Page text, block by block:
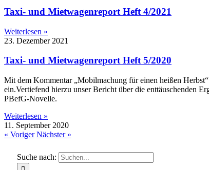
Taxi- und Mietwagenreport Heft 4/2021
Weiterlesen »
23. Dezember 2021
Taxi- und Mietwagenreport Heft 5/2020
Mit dem Kommentar „Mobilmachung für einen heißen
ein.Vertiefend hierzu unser Bericht über die enttäuschenden
PBefG-Novelle.
Weiterlesen »
11. September 2020
« Voriger Nächster »
Suche nach: